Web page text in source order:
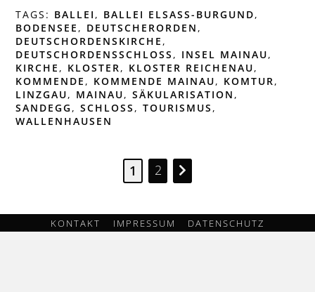
TAGS: BALLEI , BALLEI ELSASS-BURGUND,
BODENSEE , DEUTSCHERORDEN ,
DEUTSCHORDENSKIRCHE ,
DEUTSCHORDENSSCHLOSS , INSEL MAINAU,
KIRCHE , KLOSTER, KLOSTER REICHENAU,
KOMMENDE , KOMMENDE MAINAU, KOMTUR,
LINZGAU, MAINAU,SÄKULARISATION ,
SANDEGG ,SCHLOSS ,TOURISMUS ,
WALLENHAUSEN
1 2
KONTAKT IMPRESSUM DATENSCHUTZ